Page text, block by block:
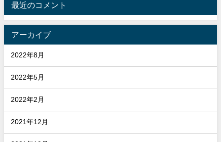
最近のコメント
アーカイブ
2022年8月
2022年5月
2022年2月
2021年12月